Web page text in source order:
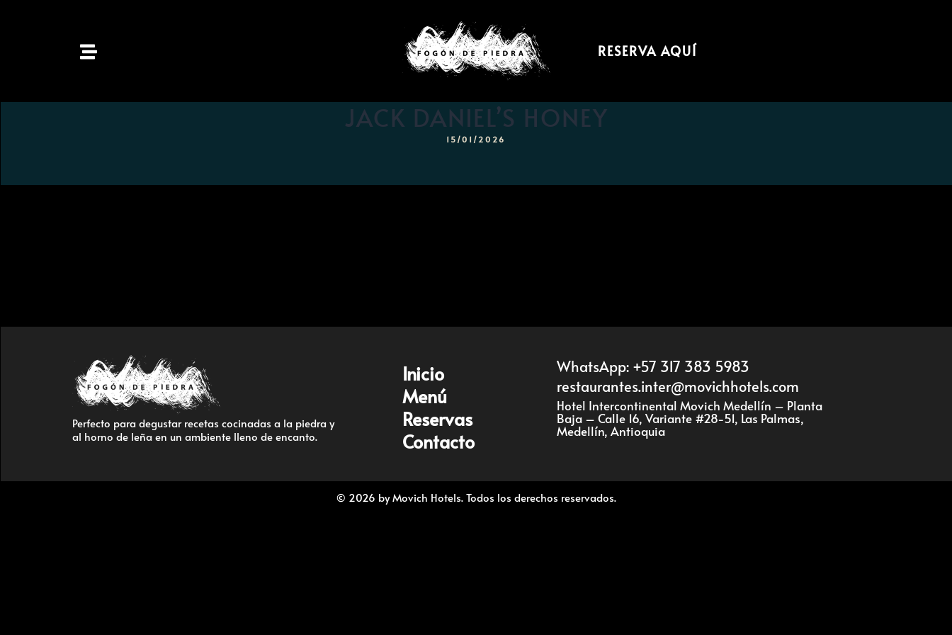
RESERVA AQUÍ
JACK DANIEL’S HONEY
15/01/2026
Perfecto para degustar recetas cocinadas a la piedra y
al horno de leña en un ambiente lleno de encanto.
Inicio
Menú
Reservas
Contacto
WhatsApp: +57 317 383 5983
restaurantes.inter@movichhotels.com
Hotel Intercontinental Movich Medellín – Planta
Baja – Calle 16, Variante #28-51, Las Palmas,
Medellín, Antioquia
© 2026 by Movich Hotels. Todos los derechos reservados.
Inicio
Reservas
Contacto
ES